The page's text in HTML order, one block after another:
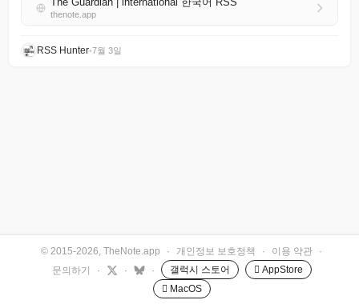
thenote.app
RSS Hunter•7월 3일
© 2015-2026, TheNote.app · 개인정보 보호정책 · 이용 약관
·
문의하기
· · · 갤럭시 스토어
 AppStore
 MacOS